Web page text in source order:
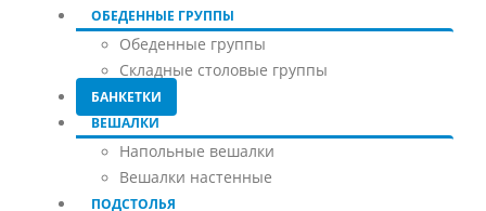
ОБЕДЕННЫЕ ГРУППЫ
Обеденные группы
Складные столовые группы
БАНКЕТКИ
ВЕШАЛКИ
Напольные вешалки
Вешалки настенные
ПОДСТОЛЬЯ